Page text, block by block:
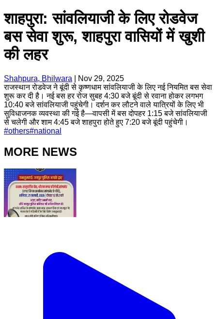
शाहपुरा: सांवलियाजी के लिए रोडवेज
बस सेवा शुरू, शाहपुरा वासियों में खुशी
की लहर
Shahpura, Bhilwara
Nov 29, 2025
राजस्थान रोडवेज ने बूंदी से कृष्णधाम सांवलियाजी के लिए नई नियमित बस सेवा
शुरू कर दी है। नई बस हर रोज सुबह 4:30 बजे बूंदी से रवाना होकर लगभग
10:40 बजे सांवलियाजी पहुंचेगी। दर्शन कर लौटने वाले यात्रियों के लिए भी
सुविधाजनक व्यवस्था की गई है—वापसी में बस दोपहर 1:15 बजे सांवलियाजी
से चलेगी और शाम 4:45 बजे शाहपुरा होते हुए 7:20 बजे बूंदी पहुंचेगी।
#others#national
MORE NEWS